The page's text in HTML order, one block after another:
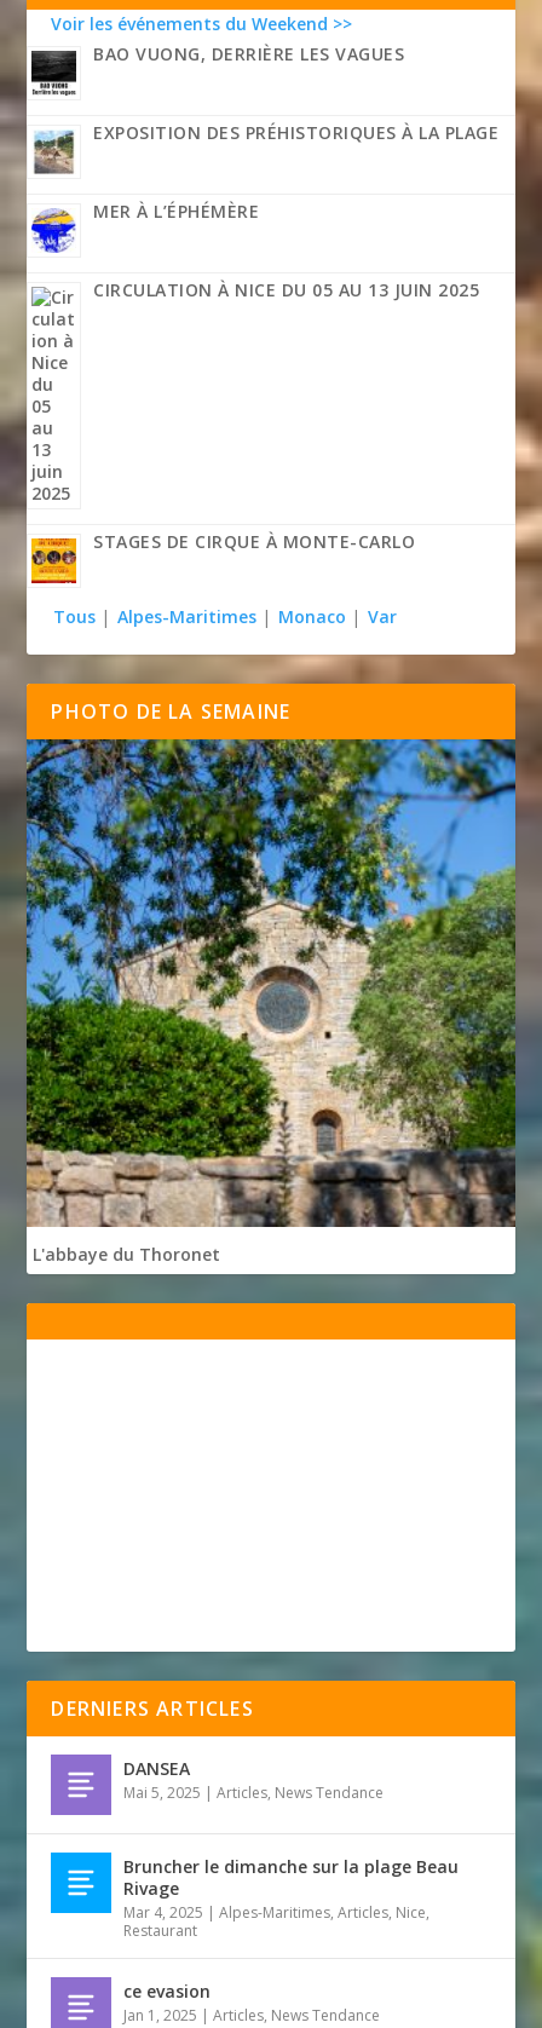
Voir les événements du Weekend >>
BAO VUONG, DERRIÈRE LES VAGUES
EXPOSITION DES PRÉHISTORIQUES À LA PLAGE
MER À L’ÉPHÉMÈRE
CIRCULATION À NICE DU 05 AU 13 JUIN 2025
STAGES DE CIRQUE À MONTE-CARLO
Tous | Alpes-Maritimes | Monaco | Var
PHOTO DE LA SEMAINE
L'abbaye du Thoronet
DERNIERS ARTICLES
DANSEA
Mai 5, 2025 |Articles, News Tendance
Bruncher le dimanche sur la plage Beau
Rivage
Mar 4, 2025 |Alpes-Maritimes,Articles, Nice,
Restaurant
ce evasion
Jan 1, 2025 |Articles, News Tendance